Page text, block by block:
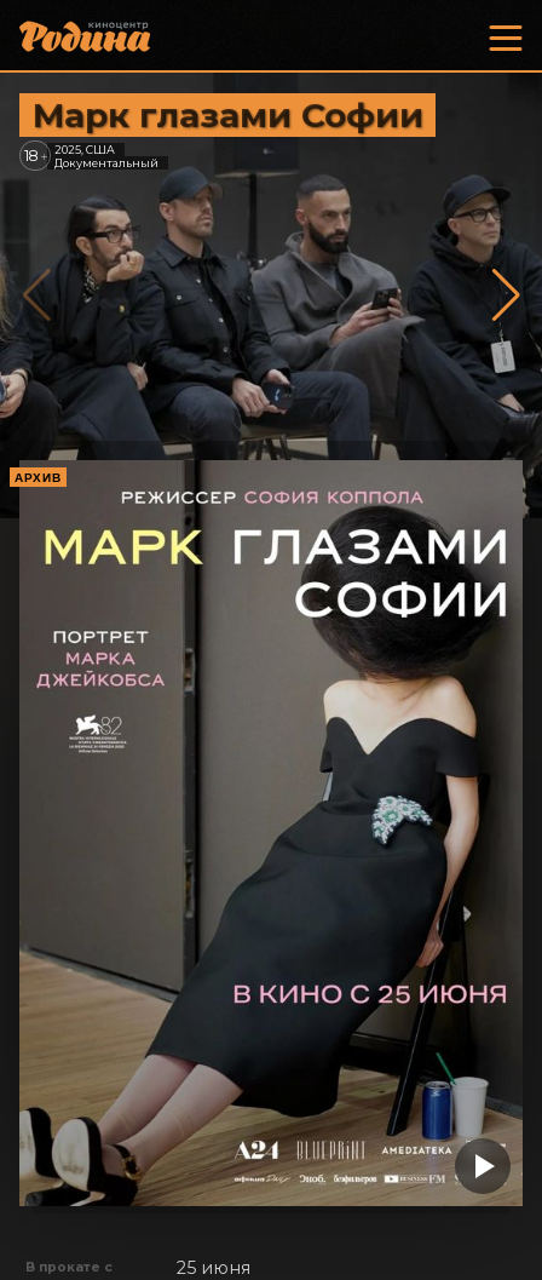
Марк глазами Софии
18 + 2025, США
Документальный
АРХИВ
В прокате с 25 июня